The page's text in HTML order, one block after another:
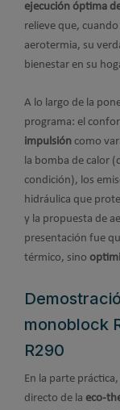
ejecución óptima
relieve que,
aerotermia, su
bienestar en su
A lo largo de la
programa: el
impulsión como
la bomba de calor
condición), los
hidráulica que
y la propuesta de
presentación fue
térmico, sino
monoblock
R290
En la parte
directo de la eco-